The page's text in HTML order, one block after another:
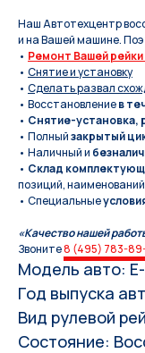
Наш Автотехцентр
и на Вашей машине.
• Ремонт Вашей рейки
• Снятие и установку
• Сделать развал
• Восстановлениев
• Снятие-установка,
• Полныйзакрытый
• Наличный и
• Склад
позиций,
• Специальные
«Качество нашей
Звоните8 (495) 783-
Модель авто:
Год выпуска
Вид рулевой
Состояние: